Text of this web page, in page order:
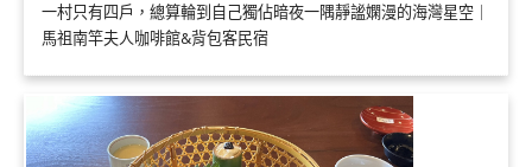
一村只有四戶，總算輪到自己獨佔暗夜一隅靜謐嫻漫的海灣星空｜
馬祖南竿夫人咖啡館&背包客民宿